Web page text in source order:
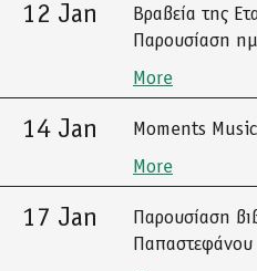
12 Jan
Βραβεία της
Παρουσίαση
More
14 Jan
Moments
More
17 Jan
Παρουσίαση
Παπαστεφάνου